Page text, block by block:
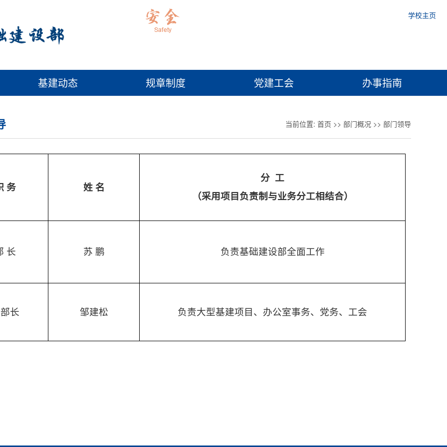
学校主页
基建动态 规章制度 党建工会 办事指南
当前位置: 首页 >> 部门概况 >> 部门领导
务 姓 名
分 工
（采用项目负责制与业务分工相结合）
长 苏 鹏 负责基础建设部全面工作
长 邹建松 负责大型基建项目、办公室事务、党务、工会